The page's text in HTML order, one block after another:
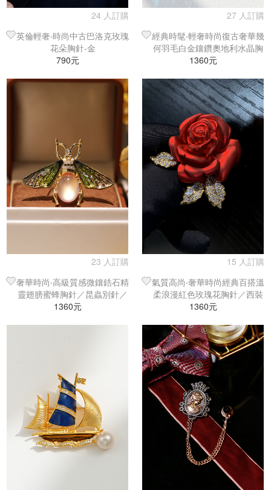
24 人訂購
英倫輕奢‧時尚中古巴洛克玫瑰
花朵胸針-金
790元
27 人訂購
經典時髦‧輕奢時尚復古奢華幾
何羽毛白金鑲鑽奧地利水晶胸
針／西裝別針
1360元
23 人訂購
奢華時尚‧高級質感微鑲鋯石精
靈翅膀蜜蜂胸針／昆蟲別針／
西裝別針
1360元
15 人訂購
氣質高尚‧奢華時尚經典百搭溫
柔浪漫紅色玫瑰花胸針／西裝
別針
1360元